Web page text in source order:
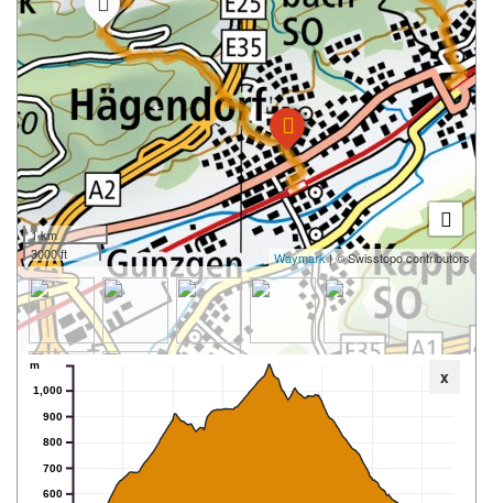
1 km
3000 ft
Waymark| © Swisstopo contributors
x
600
700
800
900
1,000
m